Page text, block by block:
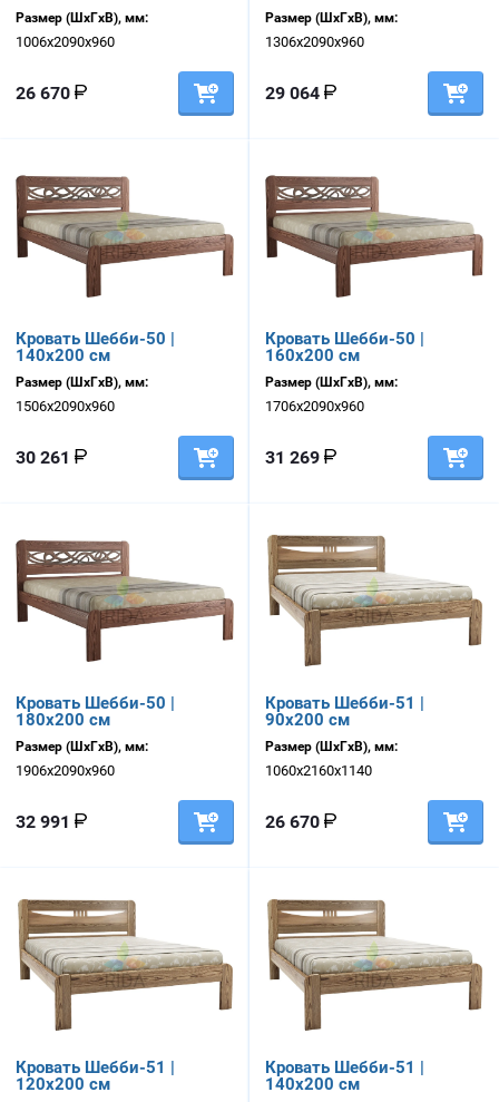
Размер (ШхГхВ), мм:
1006х2090х960
26 670
Размер (ШхГхВ), мм:
1306х2090х960
29 064
Кровать Шебби-50 |
140х200 см
Размер (ШхГхВ), мм:
1506х2090х960
30 261
Кровать Шебби-50 |
160х200 см
Размер (ШхГхВ), мм:
1706х2090х960
31 269
Кровать Шебби-50 |
180х200 см
Размер (ШхГхВ), мм:
1906х2090х960
32 991
Кровать Шебби-51 |
90х200 см
Размер (ШхГхВ), мм:
1060х2160х1140
26 670
Кровать Шебби-51 |
120х200 см
Кровать Шебби-51 |
140х200 см